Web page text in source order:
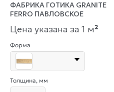
ФАБРИКА ГОТИКА GRANITE
FERRO ПАВЛОВСКОЕ
Цена указана за 1 м²
Форма
Толщина, мм